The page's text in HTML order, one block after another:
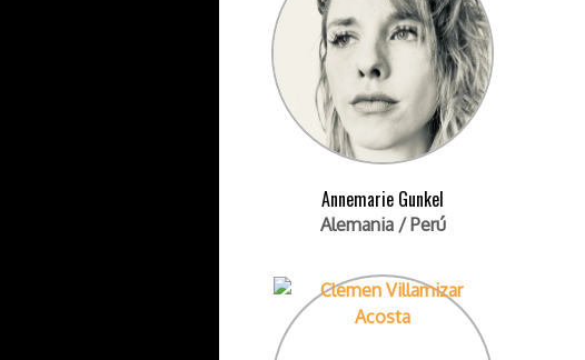
Annemarie Gunkel
Alemania / Perú